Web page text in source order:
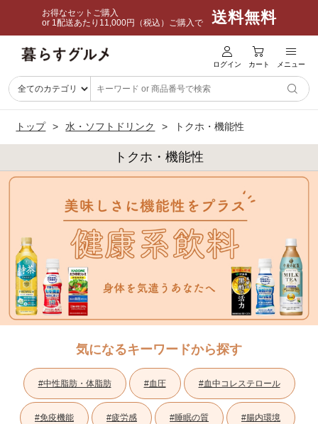
お得なセットご購入
or 1配送あたり11,000円（税込）ご購入で
送料無料
ログイン カート メニュー
トップ 水・ソフトドリンク トクホ・機能性
トクホ・機能性
気になるキーワードから探す
#中性脂肪・体脂肪 #血圧 #血中コレステロール
#免疫機能 #疲労感 #睡眠の質 #腸内環境